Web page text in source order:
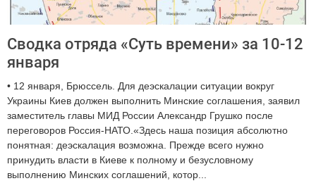
Сводка отряда «Суть времени» за 10-12
января
• 12 января, Брюссель. Для деэскалации ситуации вокруг
Украины Киев должен выполнить Минские соглашения, заявил
заместитель главы МИД России Александр Грушко после
переговоров Россия-НАТО.«Здесь наша позиция абсолютно
понятная: деэскалация возможна. Прежде всего нужно
принудить власти в Киеве к полному и безусловному
выполнению Минских соглашений, котор...